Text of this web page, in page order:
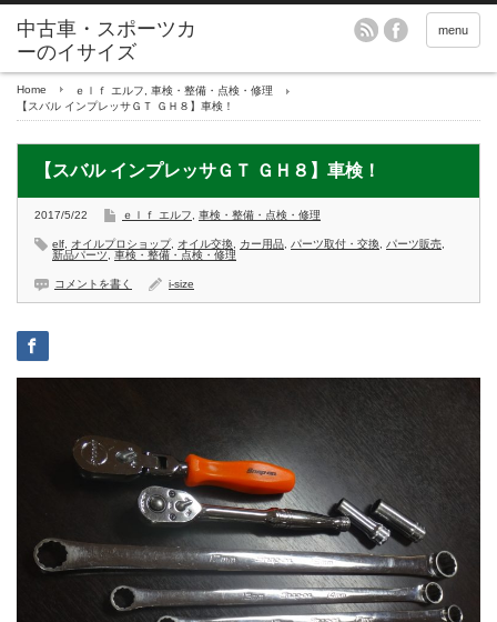
menu
Home ｅｌｆ エルフ
車検・整備・点検・修理
【スバル インプレッサＧＴ ＧＨ８】車検！
【スバル インプレッサＧＴ ＧＨ８】車検！
2017/5/22 ｅｌｆ エルフ 車検・整備・点検・修理
elf オイルプロショップ, オイル交換 カー用品 パーツ取付・交換 パーツ販売
新品パーツ
車検・整備・点検・修理
コメントを書く i-size